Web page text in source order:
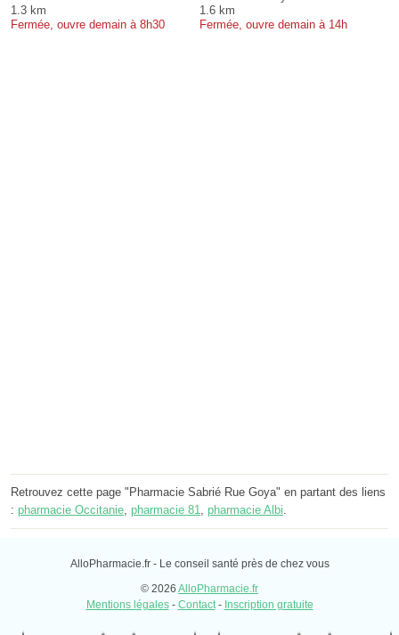
1.3 km
Fermée, ouvre demain à 8h30
1.6 km
Fermée, ouvre demain à 14h
Retrouvez cette page "Pharmacie Sabrié Rue Goya" en partant des liens
: pharmacie Occitanie, pharmacie 81, pharmacie Albi.
AlloPharmacie.fr - Le conseil santé près de chez vous
© 2026 AlloPharmacie.fr
Mentions légales- Contact- Inscription gratuite